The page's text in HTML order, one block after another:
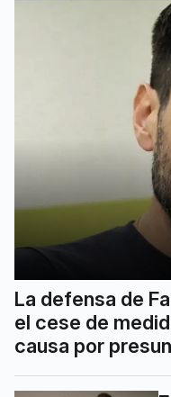
La defensa de
el cese de
causa por